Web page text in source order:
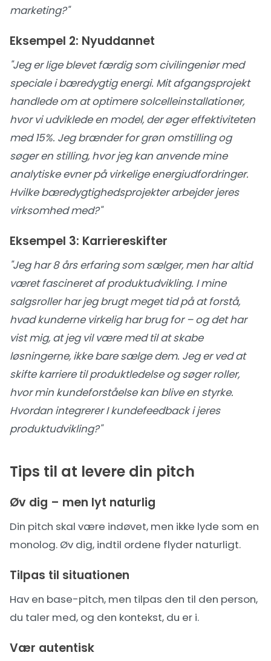
marketing?"
Eksempel 2: Nyuddannet
"Jeg er lige blevet færdig som civilingeniør med
speciale i bæredygtig energi. Mit afgangsprojekt
handlede om at optimere solcelleinstallationer,
hvor vi udviklede en model, der øger effektiviteten
med 15%. Jeg brænder for grøn omstilling og
søger en stilling, hvor jeg kan anvende mine
analytiske evner på virkelige energiudfordringer.
Hvilke bæredygtighedsprojekter arbejder jeres
virksomhed med?"
Eksempel 3: Karriereskifter
"Jeg har 8 års erfaring som sælger, men har altid
været fascineret af produktudvikling. I mine
salgsroller har jeg brugt meget tid på at forstå,
hvad kunderne virkelig har brug for – og det har
vist mig, at jeg vil være med til at skabe
løsningerne, ikke bare sælge dem. Jeg er ved at
skifte karriere til produktledelse og søger roller,
hvor min kundeforståelse kan blive en styrke.
Hvordan integrerer I kundefeedback i jeres
produktudvikling?"
Tips til at levere din pitch
Øv dig – men lyt naturlig
Din pitch skal være indøvet, men ikke lyde som en
monolog. Øv dig, indtil ordene flyder naturligt.
Tilpas til situationen
Hav en base-pitch, men tilpas den til den person,
du taler med, og den kontekst, du er i.
Vær autentisk